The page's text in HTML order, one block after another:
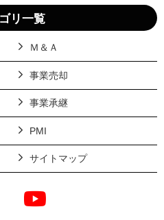
リ一覧
Ｍ＆Ａ
事業売却
事業承継
PMI
サイトマップ
X